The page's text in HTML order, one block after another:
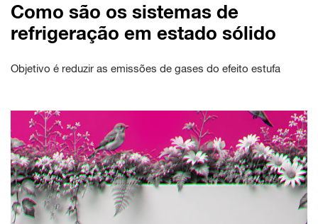
Como são os sistemas de
refrigeração em estado sólido
Objetivo é reduzir as emissões de gases do efeito estufa